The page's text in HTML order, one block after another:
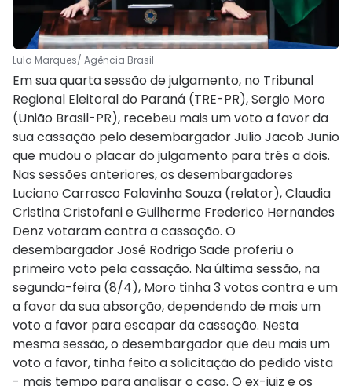
Lula Marques/ Agência Brasil
Em sua quarta sessão de julgamento, no Tribunal
Regional Eleitoral do Paraná (TRE-PR), Sergio Moro
(União Brasil-PR), recebeu mais um voto a favor da
sua cassação pelo desembargador Julio Jacob Junio
que mudou o placar do julgamento para três a dois.
Nas sessões anteriores, os desembargadores
Luciano Carrasco Falavinha Souza (relator), Claudia
Cristina Cristofani e Guilherme Frederico Hernandes
Denz votaram contra a cassação. O
desembargador José Rodrigo Sade proferiu o
primeiro voto pela cassação. Na última sessão, na
segunda-feira (8/4), Moro tinha 3 votos contra e um
a favor da sua absorção, dependendo de mais um
voto a favor para escapar da cassação. Nesta
mesma sessão, o desembargador que deu mais um
voto a favor, tinha feito a solicitação do pedido vista
- mais tempo para analisar o caso. O ex-juiz e os